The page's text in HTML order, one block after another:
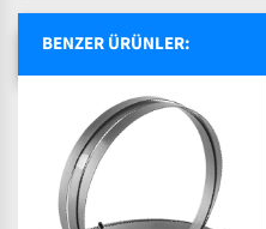
BENZER ÜRÜNLER: